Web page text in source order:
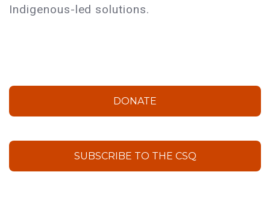
Indigenous-led solutions.
DONATE
SUBSCRIBE TO THE CSQ